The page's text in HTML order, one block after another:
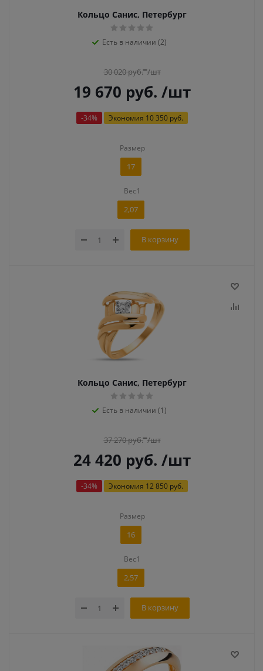
Кольцо Санис, Петербург
Есть в наличии (2)
30 020руб. /шт
19 670 руб. /шт
-34% Экономия 10 350 руб.
Размер
17
Вес1
2,07
В корзину
Кольцо Санис, Петербург
Есть в наличии (1)
37 270руб. /шт
24 420 руб. /шт
-34% Экономия 12 850 руб.
Размер
16
Вес1
2,57
В корзину